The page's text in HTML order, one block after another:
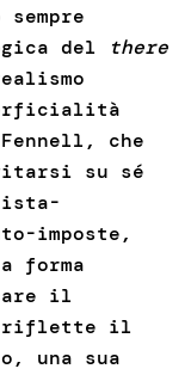
del
there
che
su sé
imposte,
forma
il
riflette il
una sua